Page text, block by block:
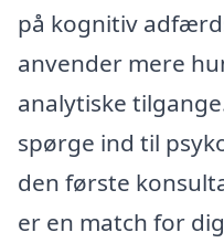
på kognitiv
anvender mere
analytiske
spørge ind til
den første
er en match for